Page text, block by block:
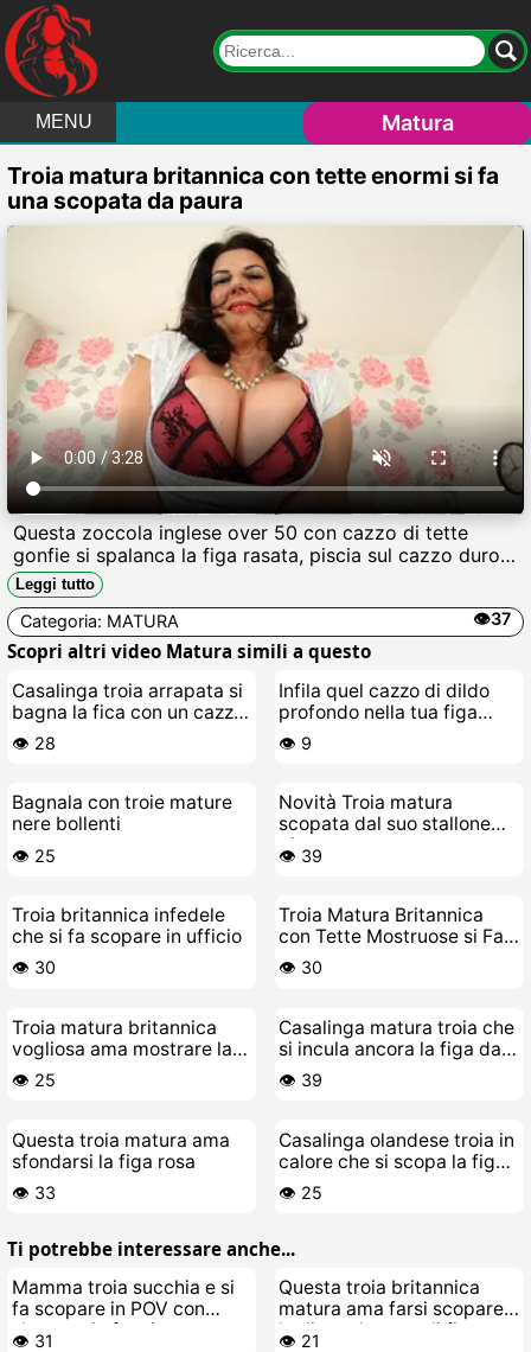
MENU Matura
Troia matura britannica con tette enormi si fa
una scopata da paura
Questa zoccola inglese over 50 con cazzo di tette
gonfie si spalanca la figa rasata, piscia sul cazzo duro e
si fa sfondare il culo da stalloni, urlando mentre sgorga
sborra calda ovunque Porca troia.
Leggi tutto
Categoria: MATURA 👁️37
Scopri altri video Matura simili a questo
Casalinga troia arrapata si
bagna la fica con un cazzo
di gomma
👁️ 28
Infila quel cazzo di dildo
profondo nella tua figa
bagnata da troia matura
👁️ 9
Bagnala con troie mature
nere bollenti
👁️ 25
Novità Troia matura
scopata dal suo stallone
giovane
👁️ 39
Troia britannica infedele
che si fa scopare in ufficio
👁️ 30
Troia Matura Britannica
con Tette Mostruose si Fa
Scopare a Cazzo Duro
👁️ 30
Troia matura britannica
vogliosa ama mostrare la
sua figa fradicia a te
👁️ 25
Casalinga matura troia che
si incula ancora la figa da
sola
👁️ 39
Questa troia matura ama
sfondarsi la figa rosa
👁️ 33
Casalinga olandese troia in
calore che si scopa la figa
con un cazzo mostruoso
👁️ 25
Ti potrebbe interessare anche...
Mamma troia succhia e si
fa scopare in POV con
sborrata in faccia
👁️ 31
Questa troia britannica
matura ama farsi scopare
le dita nel cazzo di fica
👁️ 21